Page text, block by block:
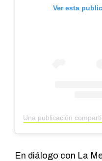
Ver esta
En diálogo con La